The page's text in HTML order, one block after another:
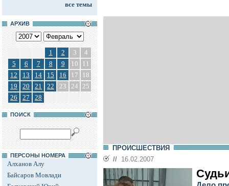
все темы
АРХИВ
1 2 3
4
5
6 7 8 9 10
11
12
13 14 15 16 17
18
19
20 21 22 23 24 25
26
27 28
ПОИСК
ПЕРСОНЫ НОМЕРА
Алханов Алу
Байсаров Мовлади
ПРОИСШЕСТВИЯ
// 16.02.2007